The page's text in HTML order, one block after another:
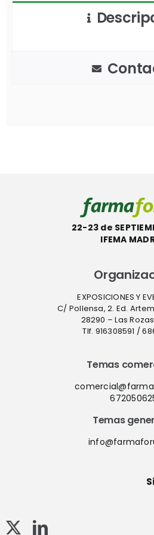
22-23 de
IFEMA
EXPOSICIONES Y
C/ Pollensa, 2. Ed.
28290 – Las
Tlf. 916308591 /
Temas
Temas